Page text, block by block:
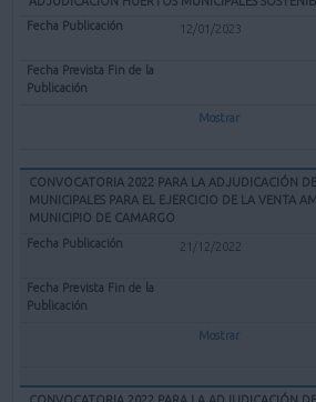
12/01/2023
Mostrar
CONVOCATORIA 2022 PARA LA ADJUDICACIÓN
MUNICIPALES PARA EL EJERCICIO DE LA VENTA
MUNICIPIO DE CAMARGO
21/12/2022
Mostrar